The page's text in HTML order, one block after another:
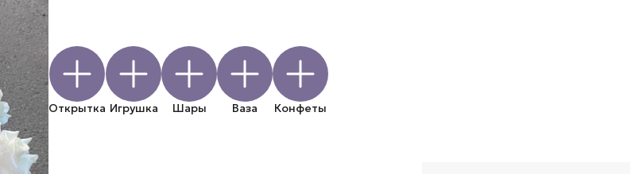
Открытка Игрушка Шары Ваза Конфеты